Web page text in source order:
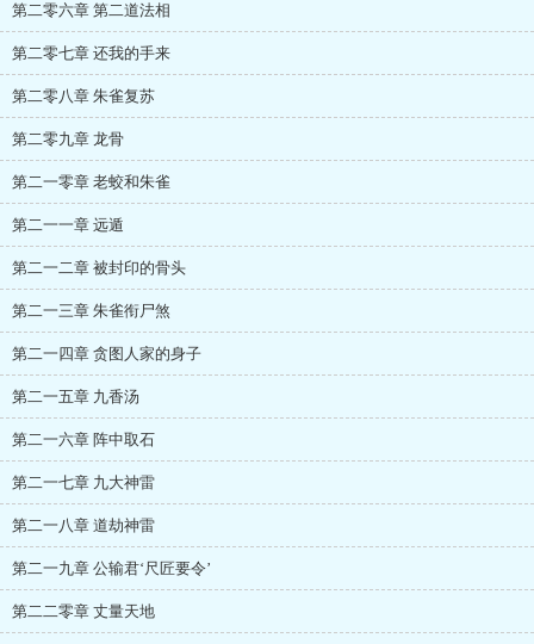
第二零六章 第二道法相
第二零七章 还我的手来
第二零八章 朱雀复苏
第二零九章 龙骨
第二一零章 老蛟和朱雀
第二一一章 远遁
第二一二章 被封印的骨头
第二一三章 朱雀衔尸煞
第二一四章 贪图人家的身子
第二一五章 九香汤
第二一六章 阵中取石
第二一七章 九大神雷
第二一八章 道劫神雷
第二一九章 公输君‘尺匠要令’
第二二零章 丈量天地